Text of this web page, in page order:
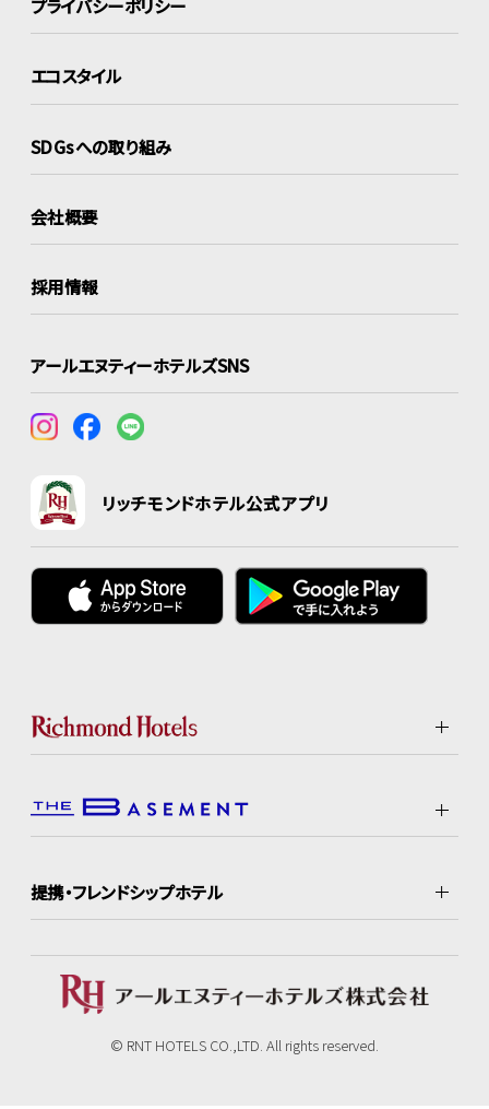
プライバシーポリシー
エコスタイル
SDGsへの取り組み
会社概要
採用情報
アールエヌティーホテルズSNS
リッチモンドホテル公式アプリ
提携・フレンドシップホテル
© RNT HOTELS CO.,LTD. All rights reserved.